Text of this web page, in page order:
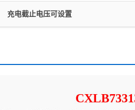
充电截止电压可设置